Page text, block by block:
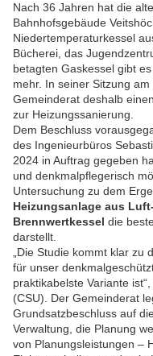
Nach 36 Jahren hat die
Bahnhofsgebäude
Niedertemperaturkessel
Bücherei, das
betagten Gaskessel gibt
mehr. In seiner Sitzung
Gemeinderat deshalb
zur Heizungssanierung.
Dem Beschluss
des Ingenieurbüros
2024 in Auftrag gegeben
und denkmalpflegerisch
Untersuchung zu dem
Heizungsanlage aus
Brennwertkessel die
darstellt.
„Die Studie kommt klar
für unser
praktikabelste Variante
(CSU). Der Gemeinderat
Grundsatzbeschluss auf
Verwaltung, die Planung
von Planungsleistungen –